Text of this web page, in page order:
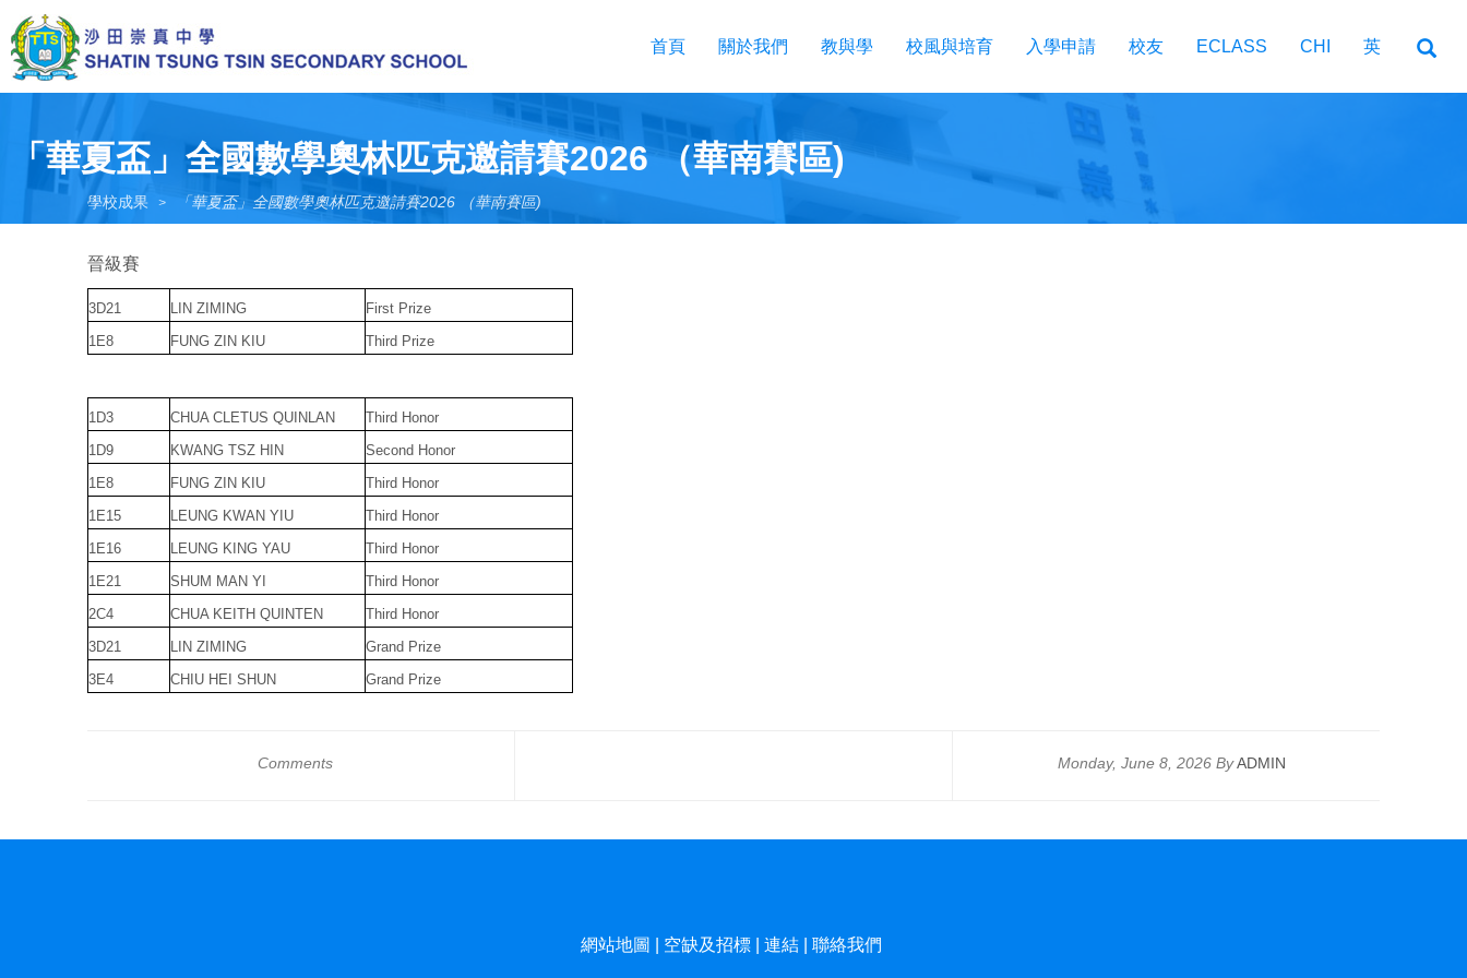
main
content
首頁 關於我們 教與學 校風與培育 入學申請 校友 ECLASS CHI 英
「華夏盃」全國數學奧林匹克邀請賽2026 （華南賽區)
學校成果 > 「華夏盃」全國數學奧林匹克邀請賽2026 （華南賽區)
晉級賽
3D21 LIN ZIMING
First Prize
1E8
FUNG ZIN KIU Third Prize
1D3 CHUA CLETUS QUINLAN
Third Honor
1D9
KWANG TSZ HIN
Second Honor
1E8
FUNG ZIN KIU
Third Honor
1E15
LEUNG KWAN YIU
Third Honor
1E16
LEUNG KING YAU
Third Honor
1E21
SHUM MAN YI
Third Honor
2C4
CHUA KEITH QUINTEN
Third Honor
3D21
LIN ZIMING
Grand Prize
3E4
CHIU HEI SHUN Grand Prize
Comments Monday, June 8, 2026 ByADMIN
網站地圖 空缺及招標 連結 聯絡我們